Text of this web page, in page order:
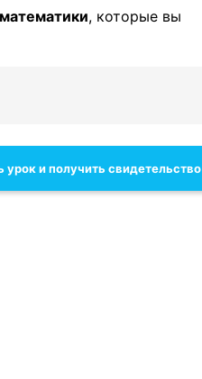
, которые вы
урок и получить свидетельство